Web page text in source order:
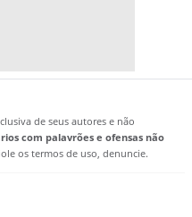
de seus autores e não
com palavrões e ofensas não
os termos de uso, denuncie.